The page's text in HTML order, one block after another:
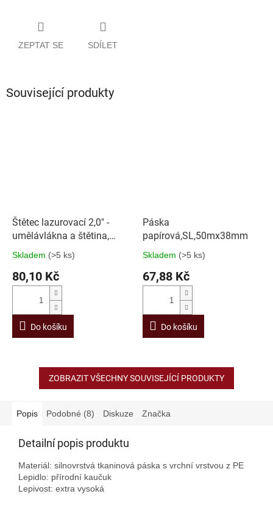
ZEPTAT SE SDÍLET
Související produkty
Štětec lazurovací 2,0" -
umělávlákna a štětina,
držadlo pla
Skladem (>5 ks)
80,10 Kč
Do košíku
Páska
papírová,SL,50mx38mm
Skladem (>5 ks)
67,88 Kč
Do košíku
ZOBRAZIT VŠECHNY SOUVISEJÍCÍ PRODUKTY
Popis Podobné (8) Diskuze Značka
Detailní popis produktu
Materiál: silnovrstvá tkaninová páska s vrchní vrstvou z PE
Lepidlo: přírodní kaučuk
Lepivost: extra vysoká